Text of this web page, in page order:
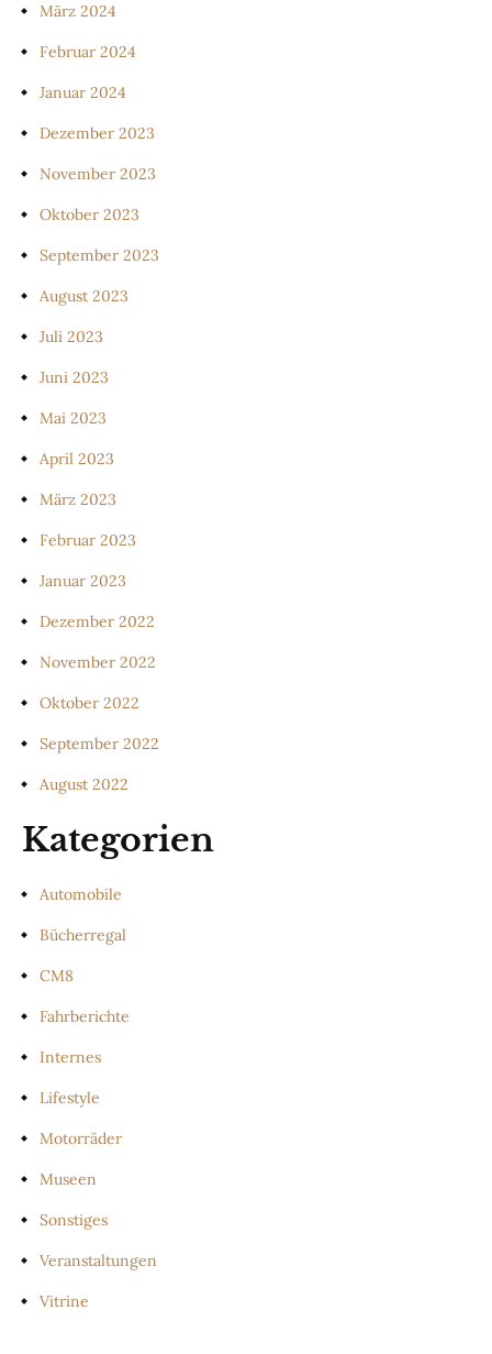
März 2024
Februar 2024
Januar 2024
Dezember 2023
November 2023
Oktober 2023
September 2023
August 2023
Juli 2023
Juni 2023
Mai 2023
April 2023
März 2023
Februar 2023
Januar 2023
Dezember 2022
November 2022
Oktober 2022
September 2022
August 2022
Kategorien
Automobile
Bücherregal
CM8
Fahrberichte
Internes
Lifestyle
Motorräder
Museen
Sonstiges
Veranstaltungen
Vitrine